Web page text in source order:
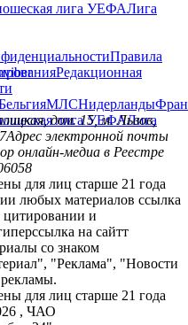
лига УЕФАЛига
Правила
Редакционная
viber
МЛСНидерланды
лига УЕФАЛига
дом. 15, м. Львов,
Адрес электронной почты
онлайн-медиа в Реестре
для лиц старше 21 года
любых материалов ссылка
цитировании и
на сайтт
со знаком
"Реклама", "Новости
для лиц старше 21 года
, ЧАО